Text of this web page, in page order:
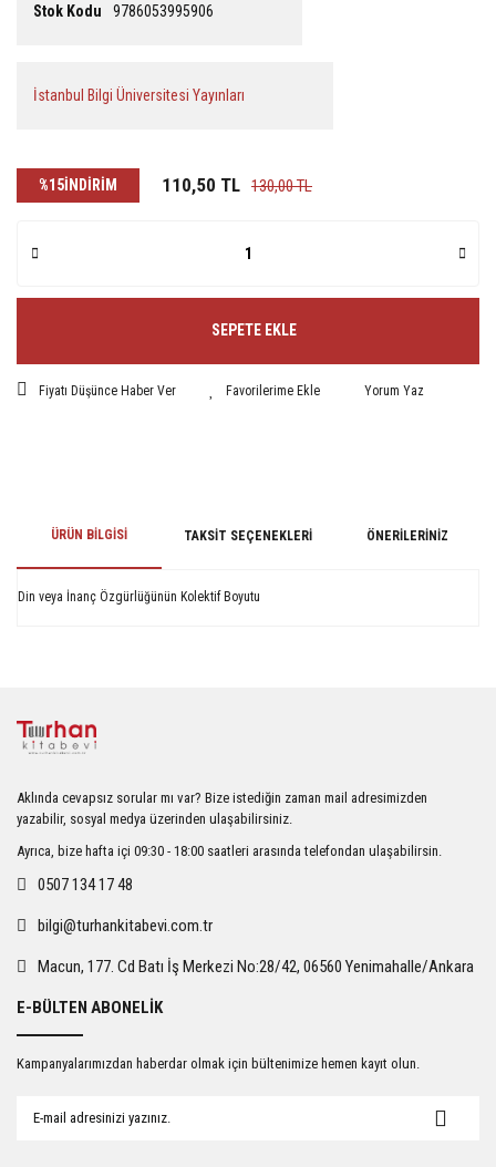
Stok Kodu 9786053995906
İstanbul Bilgi Üniversitesi Yayınları
%15İNDİRİM 110,50 TL 130,00 TL
SEPETE EKLE
Fiyatı Düşünce Haber Ver Yorum Yaz
ÜRÜN BILGISI TAKSIT SEÇENEKLERI ÖNERILERINIZ
Din veya İnanç Özgürlüğünün Kolektif Boyutu
Ürün açıklamasında eksik bilgiler bulunuyor.
Ürün fiyatı diğer sitelerden daha pahalı.
Bu ürüne benzer farklı alternatifler olmalı.
Aklında cevapsız sorular mı var? Bize istediğin zaman mail adresimizden
yazabilir, sosyal medya üzerinden ulaşabilirsiniz.
Ayrıca, bize hafta içi 09:30 - 18:00 saatleri arasında telefondan ulaşabilirsin.
0507 134 17 48
bilgi@turhankitabevi.com.tr
Macun, 177. Cd Batı İş Merkezi No:28/42, 06560 Yenimahalle/Ankara
E-BÜLTEN ABONELİK
Kampanyalarımızdan haberdar olmak için bültenimize hemen kayıt olun.